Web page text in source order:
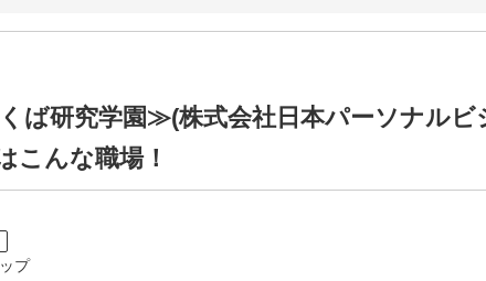
ば研究学園≫(株式会社日本パーソナルビ
こんな職場！
プ